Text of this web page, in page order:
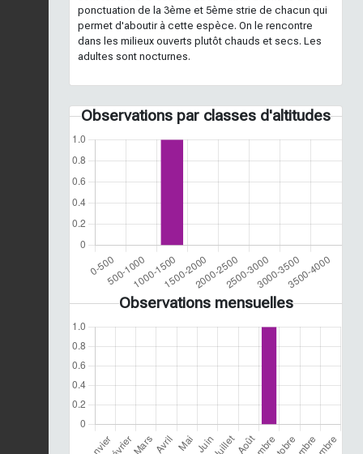
ponctuation de la 3ème et 5ème strie de chacun qui
permet d'aboutir à cette espèce. On le rencontre
dans les milieux ouverts plutôt chauds et secs. Les
adultes sont nocturnes.
Observations par classes d'altitudes
Observations mensuelles